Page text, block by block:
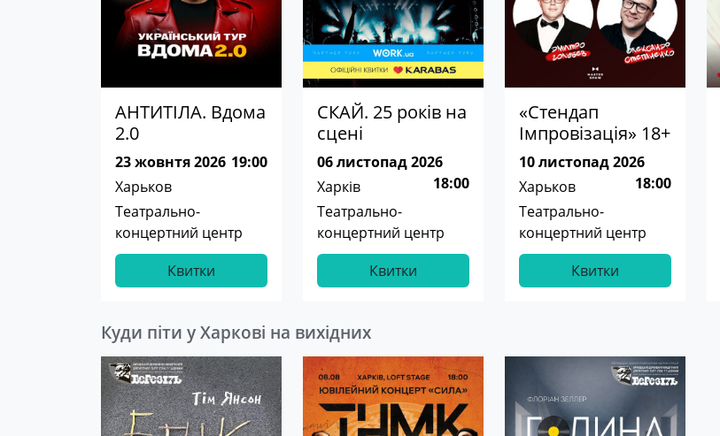
АНТИТІЛА. Вдома
2.0
23 жовнтя 2026 19:00
Харьков
Театрально-
концертний центр
Квитки
СКАЙ. 25 років на
сцені
06 листопад 2026
18:00
Харків
Театрально-
концертний центр
Квитки
«Стендап
Імпровізація» 18+
10 листопад 2026
18:00
Харьков
Театрально-
концертний центр
Квитки
Куди піти у Харкові на вихідних